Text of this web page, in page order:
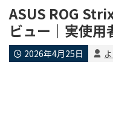
ASUS ROG
ビュー｜実使用
2026年4月25日